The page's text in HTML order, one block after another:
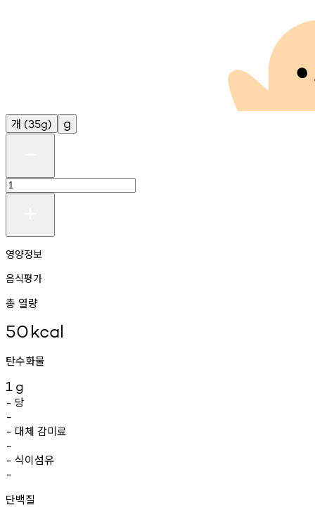
개 (35g) g
영양정보
음식평가
총 열량
50kcal
탄수화물
1 g
- 당
-
- 대체 감미료
-
- 식이섬유
-
단백질